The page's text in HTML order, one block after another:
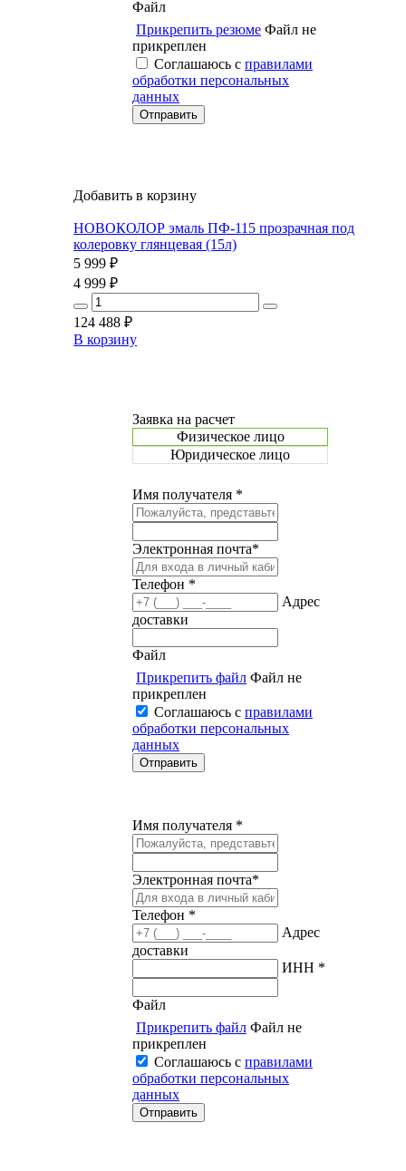
Файл
Прикрепить резюме Файл не
прикреплен
Соглашаюсь с правилами
обработки персональных
данных
Добавить в корзину
НОВОКОЛОР эмаль ПФ-115 прозрачная под
колеровку глянцевая (15л)
5 999 ₽
4 999 ₽
124 488 ₽
В корзину
Заявка на расчет
Физическое лицо
Юридическое лицо
Имя получателя *
Электронная почта*
Телефон *
Адрес
доставки
Файл
Прикрепить файл Файл не
прикреплен
Соглашаюсь с правилами
обработки персональных
данных
Имя получателя *
Электронная почта*
Телефон *
Адрес
доставки
ИНН *
Файл
Прикрепить файл Файл не
прикреплен
Соглашаюсь с правилами
обработки персональных
данных